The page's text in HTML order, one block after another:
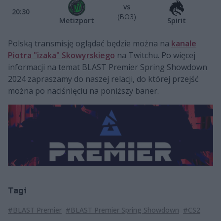
20:30
Metizport
vs
(BO3)
Spirit
Polską transmisję oglądać będzie można na kanale
Piotra "izaka" Skowyrskiego na Twitchu. Po więcej
informacji na temat BLAST Premier Spring Showdown
2024 zapraszamy do naszej relacji, do której przejść
można po naciśnięciu na poniższy baner.
Tagi
#BLAST Premier #BLAST Premier Spring Showdown #CS2